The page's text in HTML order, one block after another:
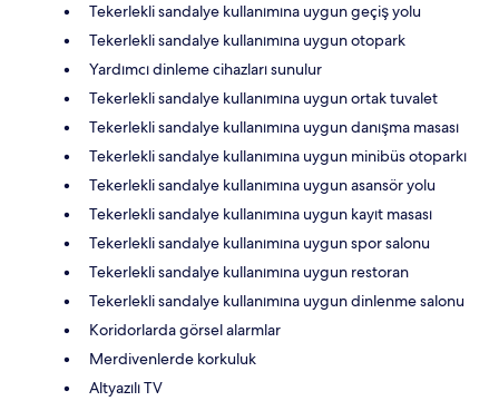
Tekerlekli sandalye kullanımına uygun geçiş yolu
Tekerlekli sandalye kullanımına uygun otopark
Yardımcı dinleme cihazları sunulur
Tekerlekli sandalye kullanımına uygun ortak tuvalet
Tekerlekli sandalye kullanımına uygun danışma masası
Tekerlekli sandalye kullanımına uygun minibüs otoparkı
Tekerlekli sandalye kullanımına uygun asansör yolu
Tekerlekli sandalye kullanımına uygun kayıt masası
Tekerlekli sandalye kullanımına uygun spor salonu
Tekerlekli sandalye kullanımına uygun restoran
Tekerlekli sandalye kullanımına uygun dinlenme salonu
Koridorlarda görsel alarmlar
Merdivenlerde korkuluk
Altyazılı TV